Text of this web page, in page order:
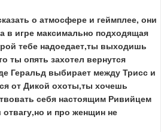
о атмосфере и геймплее, они
в игре максимально подходящая
тебе надоедает,ты выходишь
ты опять захотел вернутся
Геральд выбирает между Трисс и
от Дикой охоты,ты хочешь
себя настоящим Ривийцем
отвагу,но и про женщин не